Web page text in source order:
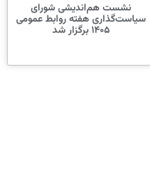
نشست هم‌اندیشی شورای
سیاست‌گذاری هفته روابط عمومی
۱۴۰۵ برگزار شد